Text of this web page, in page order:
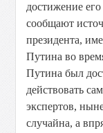
достижение
сообщают
президента,
Путина во
Путина был
действовать
экспертов,
случайна, а